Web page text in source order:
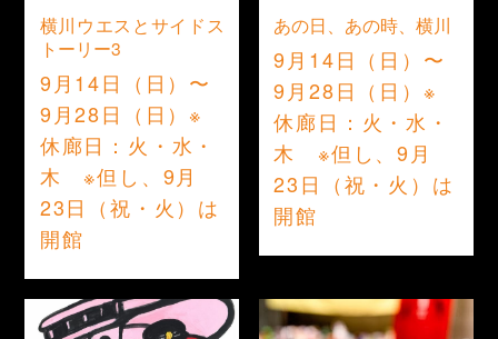
横川ウエスとサイドス
トーリー3
9月14日（日）〜
9月28日（日）※
休廊日：火・水・
木 ※但し、9月
23日（祝・火）は
開館
あの日、あの時、横川
9月14日（日）〜
9月28日（日）※
休廊日：火・水・
木 ※但し、9月
23日（祝・火）は
開館